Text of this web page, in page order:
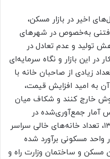
اخیر در بازار مسکن،
به‌خصوص در شهرهای
تولید و عدم تعادل در
این بازار و نگاه سرمایه‌ای
زیادی از صاحبان خانه با
آن به امید افزایش قیمت،
خارج کنند و شکاف میان
آمار جمع‌آوری‌شده در
سرشماری نفوس و مسکن سال ۱۳۹۵، تعداد خانه‌های خالی سراسر
از ۲ میلیون و ۵۰۰ هزار واحد مسکونی برآورد شده
مسکن و ساختمان وزارت راه و